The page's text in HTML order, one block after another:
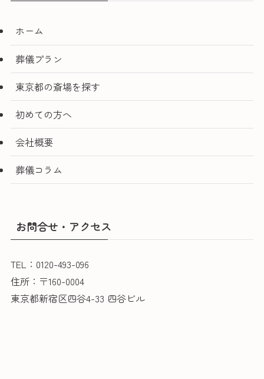
ホーム
葬儀プラン
東京都の斎場を探す
初めての方へ
会社概要
葬儀コラム
お問合せ・アクセス
TEL：0120-493-096
住所：〒160-0004
東京都新宿区四谷4-33 四谷ビル